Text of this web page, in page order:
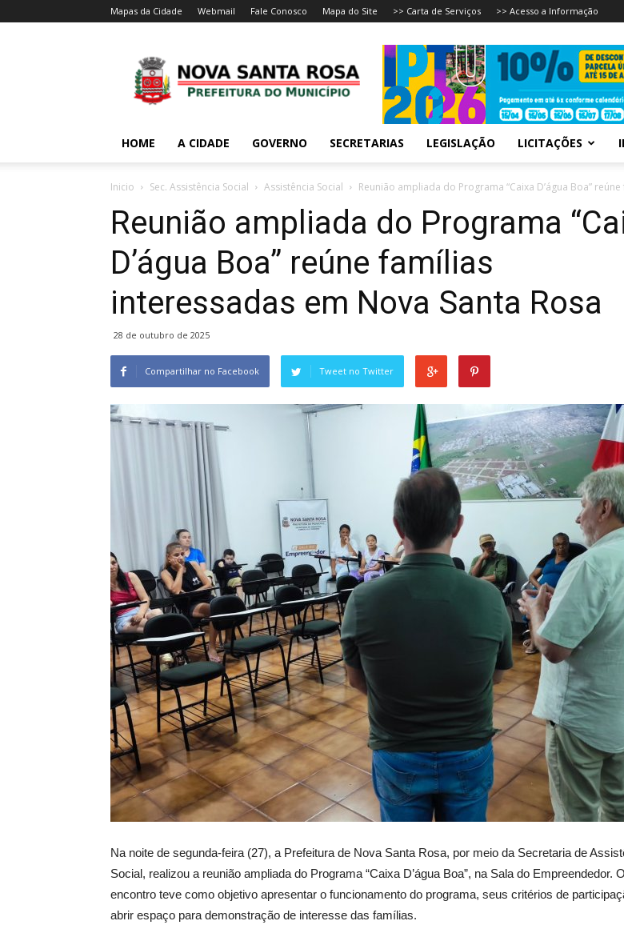
Mapas da Cidade Webmail Fale Conosco Mapa do Site >> Carta de Serviços >> Acesso a Informação
HOME A CIDADE GOVERNO SECRETARIAS LEGISLAÇÃO LICITAÇÕES
Inicio Sec. Assistência Social Assistência Social Reunião ampliada do Programa “Caixa D’água Boa”
Reunião ampliada do Programa
D’água Boa” reúne famílias
interessadas em Nova Santa Rosa
28 de outubro de 2025
Compartilhar no Facebook Tweet no Twitter
Na noite de segunda-feira (27), a Prefeitura de Nova Santa Rosa, por meio da Secretaria de
Social, realizou a reunião ampliada do Programa “Caixa D’água Boa”, na Sala do Empreendedor. O
encontro teve como objetivo apresentar o funcionamento do programa, seus critérios de
abrir espaço para demonstração de interesse das famílias.